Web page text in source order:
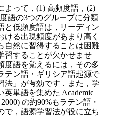
よって，(1) 高頻度語，(2)
語の3つのグループに分類
と低頻度語は，リーディン
ける出現頻度があまり高く
自然に習得することは困難
習することが欠かせませ
度語を覚えるには，その多
テン語・ギリシア語起源で
法」が有効です．また，学
英単語を集めた Academic
の約90%もラテン語・
で，語源学習法が役に立ち